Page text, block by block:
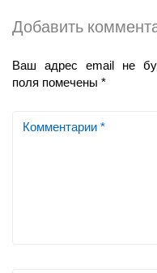
Добавить
Ваш адрес email не
поля помечены *